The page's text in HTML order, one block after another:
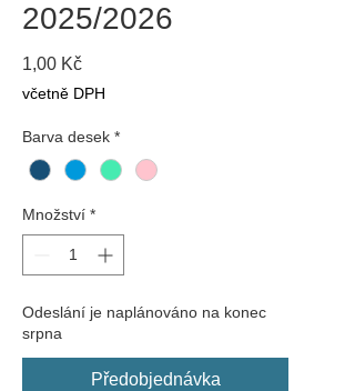
2025/2026
1,00 KčCena
včetně DPH
Barva desek *
Množství *
Odeslání je naplánováno na konec
srpna
Předobjednávka